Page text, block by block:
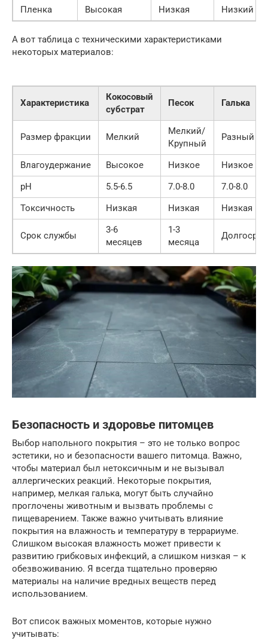
Пленка
Высокая Низкая Низкий
А вот таблица с техническими характеристиками
некоторых материалов:
Характеристика
Кокосовый
субстрат
Песок Галька
Размер фракции Мелкий
Мелкий/
Крупный
Разный
Влагоудержание Высокое Низкое
Низкое
pH
5.5-6.5 7.0-8.0
7.0-8.0
Токсичность
Низкая Низкая Низкая
Срок службы
3-6
месяцев
1-3
месяца
Безопасность и здоровье питомцев
Выбор напольного покрытия – это не только вопрос
эстетики, но и безопасности вашего питомца. Важно,
чтобы материал был нетоксичным и не вызывал
аллергических реакций. Некоторые покрытия,
например, мелкая галька, могут быть случайно
проглочены животным и вызвать проблемы с
пищеварением. Также важно учитывать влияние
покрытия на влажность и температуру в террариуме.
Слишком высокая влажность может привести к
развитию грибковых инфекций, а слишком низкая – к
обезвоживанию. Я всегда тщательно проверяю
материалы на наличие вредных веществ перед
использованием.
Вот список важных моментов, которые нужно
учитывать: